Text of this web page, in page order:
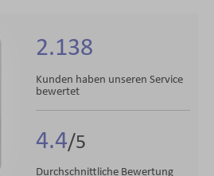
2.138
Kunden haben unseren Service
bewertet
4.4
Durchschnittliche Bewertung